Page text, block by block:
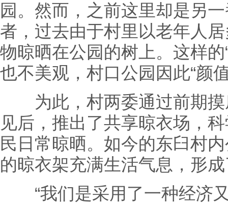
园。然而，之前这里却是另
者，过去由于村里以老年人
物晾晒在公园的树上。这样
也不美观，村口公园因此“颜
为此，村两委通过前期摸
见后，推出了共享晾衣场，
民日常晾晒。如今的东臼村
的晾衣架充满生活气息，形
“我们是采用了一种经济